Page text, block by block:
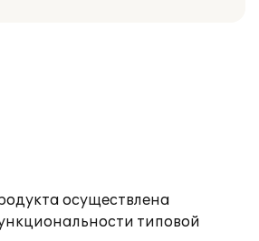
осуществлена
типовой